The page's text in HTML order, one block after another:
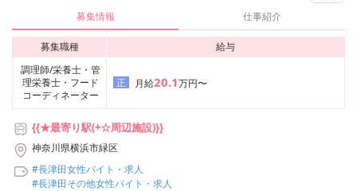
募集情報 仕事紹介
募集職種
給与
調理師/栄養士・管
理栄養士・フード
コーディネーター
正 月給20.1万円〜
{{★最寄り駅(+☆周辺施設)}}
神奈川県横浜市緑区
#長津田女性バイト・求人
#長津田その他女性バイト・求人